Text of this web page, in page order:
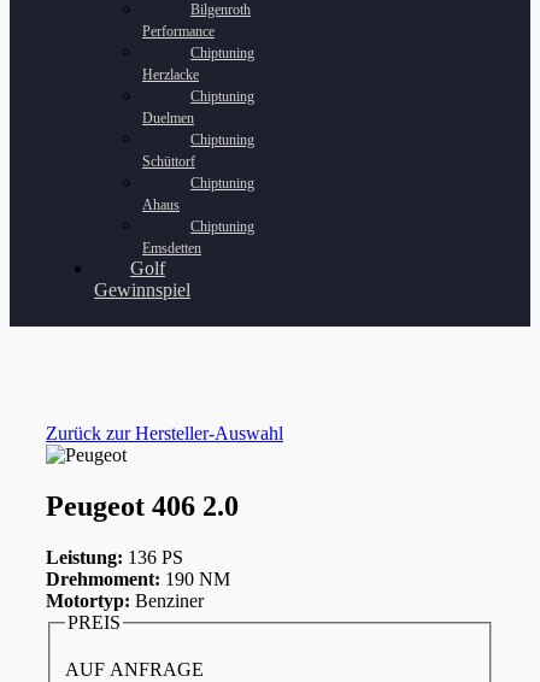
Bilgenroth
Performance
Chiptuning
Herzlacke
Chiptuning
Duelmen
Chiptuning
Schüttorf
Chiptuning
Ahaus
Chiptuning
Emsdetten
Golf
Gewinnspiel
Zurück zur Hersteller-Auswahl
Peugeot 406 2.0
Leistung: 136 PS
Drehmoment: 190 NM
Motortyp: Benziner
PREIS
AUF ANFRAGE